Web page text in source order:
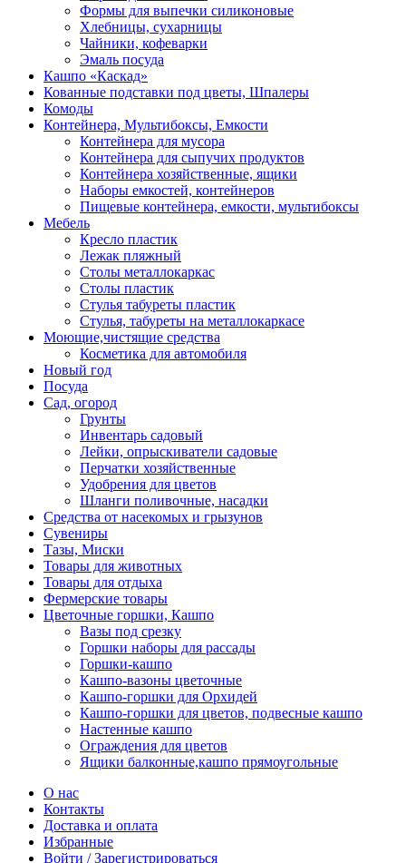
Формы для выпечки силиконовые
Хлебницы, сухарницы
Чайники, кофеварки
Эмаль посуда
Кашпо «Каскад»
Кованные подставки под цветы, Шпалеры
Комоды
Контейнера, Мультибоксы, Емкости
Контейнера для мусора
Контейнера для сыпучих продуктов
Контейнера хозяйственные, ящики
Наборы емкостей, контейнеров
Пищевые контейнера, емкости, мультибоксы
Мебель
Кресло пластик
Лежак пляжный
Столы металлокаркас
Столы пластик
Стулья табуреты пластик
Стулья, табуреты на металлокаркасе
Моющие,чистящие средства
Косметика для автомобиля
Новый год
Посуда
Сад, огород
Грунты
Инвентарь садовый
Лейки, опрыскиватели садовые
Перчатки хозяйственные
Удобрения для цветов
Шланги поливочные, насадки
Средства от насекомых и грызунов
Сувениры
Тазы, Миски
Товары для животных
Товары для отдыха
Фермерские товары
Цветочные горшки, Кашпо
Вазы под срезку
Горшки наборы для рассады
Горшки-кашпо
Кашпо-вазоны цветочные
Кашпо-горшки для Орхидей
Кашпо-горшки для цветов, подвесные кашпо
Настенные кашпо
Ограждения для цветов
Ящики балконные,кашпо прямоугольные
О нас
Контакты
Доставка и оплата
Избранные
Войти / Зарегистрироваться